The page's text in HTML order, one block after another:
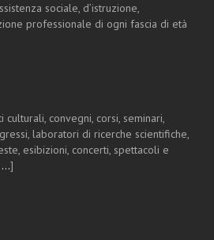
sociale, d’istruzione,
professionale di ogni fascia di età
convegni, corsi, seminari,
laboratori di ricerche scientifiche,
esibizioni, concerti, spettacoli e
…]